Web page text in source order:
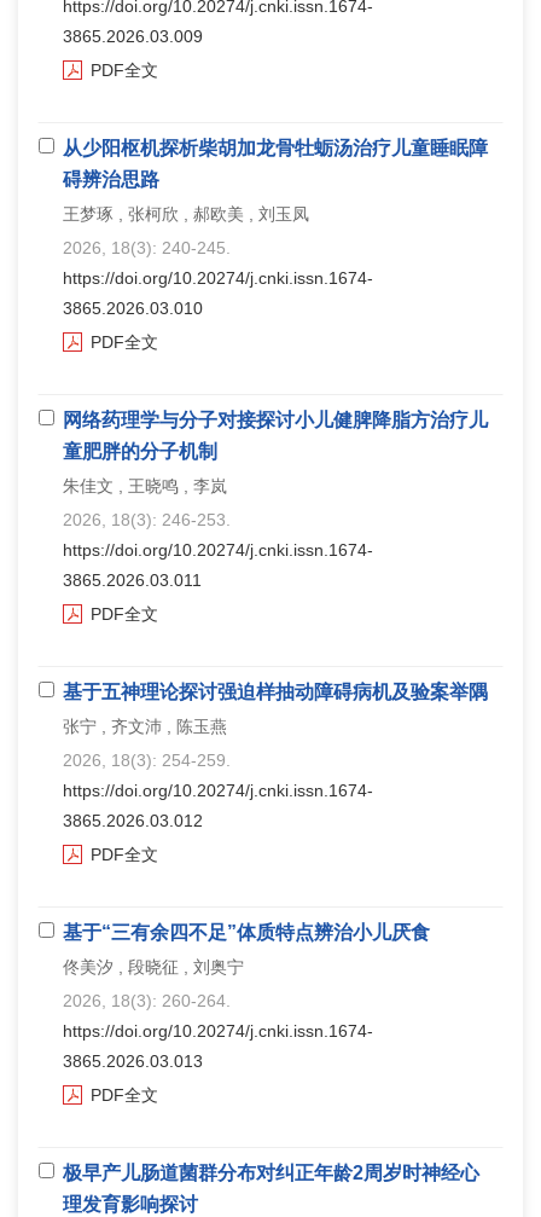
https://doi.org/10.20274/j.cnki.issn.1674-
3865.2026.03.009
PDF全文
从少阳枢机探析柴胡加龙骨牡蛎汤治疗儿童睡眠障
碍辨治思路
王梦琢 , 张柯欣 , 郝欧美 , 刘玉凤
2026, 18(3): 240-245.
https://doi.org/10.20274/j.cnki.issn.1674-
3865.2026.03.010
PDF全文
网络药理学与分子对接探讨小儿健脾降脂方治疗儿
童肥胖的分子机制
朱佳文 , 王晓鸣 , 李岚
2026, 18(3): 246-253.
https://doi.org/10.20274/j.cnki.issn.1674-
3865.2026.03.011
PDF全文
基于五神理论探讨强迫样抽动障碍病机及验案举隅
张宁 , 齐文沛 , 陈玉燕
2026, 18(3): 254-259.
https://doi.org/10.20274/j.cnki.issn.1674-
3865.2026.03.012
PDF全文
基于“三有余四不足”体质特点辨治小儿厌食
佟美汐 , 段晓征 , 刘奥宁
2026, 18(3): 260-264.
https://doi.org/10.20274/j.cnki.issn.1674-
3865.2026.03.013
PDF全文
极早产儿肠道菌群分布对纠正年龄2周岁时神经心
理发育影响探讨